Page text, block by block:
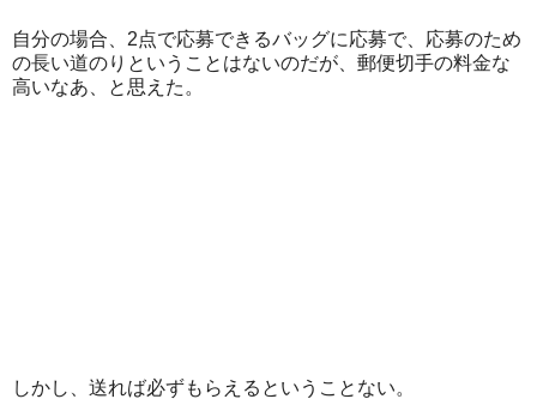
自分の場合、2点で応募できるバッグに応募で、応募のため
の長い道のりということはないのだが、郵便切手の料金な
高いなあ、と思えた。
しかし、送れば必ずもらえるということない。